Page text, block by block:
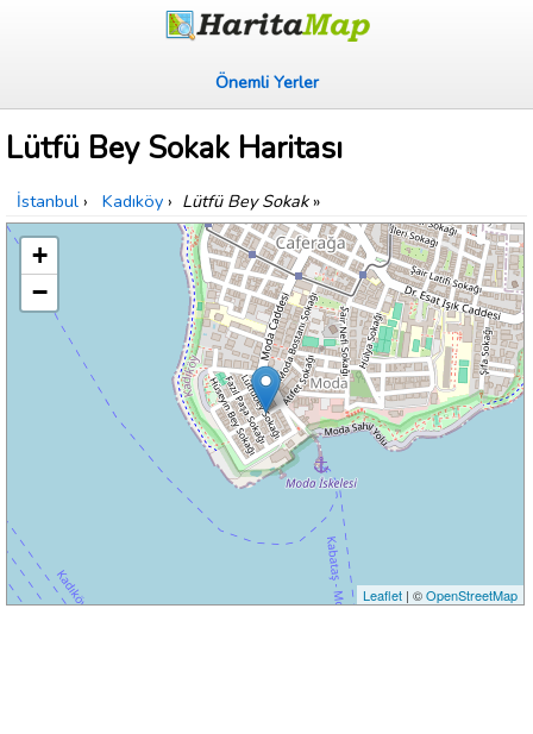
Önemli Yerler
Lütfü Bey Sokak Haritası
İstanbul › Kadıköy › Lütfü Bey Sokak»
+
−
Leaflet| ©OpenStreetMap